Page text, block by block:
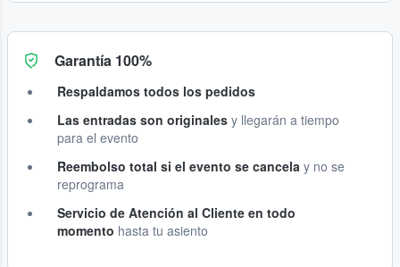
Garantía 100%
Respaldamos todos los pedidos
Las entradas son originales y llegarán a tiempo
para el evento
Reembolso total si el evento se cancela y no se
reprograma
Servicio de Atención al Cliente en todo
momento hasta tu asiento